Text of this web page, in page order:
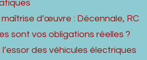
d’œuvre : Décennale, RC
sont vos obligations réelles ?
des véhicules électriques